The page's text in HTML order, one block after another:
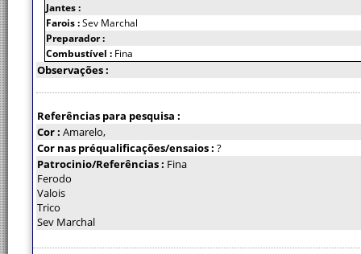
Jantes :
Farois :Sev Marchal
Preparador :
Combustível : Fina
Observações :
Referências para pesquisa :
Cor : Amarelo,
Cor nas préqualificações/ensaios : ?
Patrocinio/Referências : Fina
Ferodo
Valois
Trico
Sev Marchal